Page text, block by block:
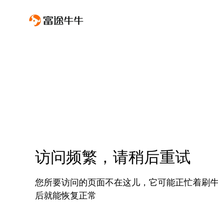
访问频繁，请稍后重试
您所要访问的页面不在这儿，它可能正忙着刷
后就能恢复正常